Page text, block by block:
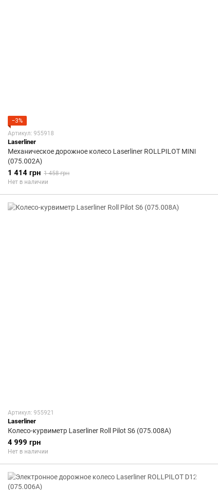
−3%
Артикул: 955918
Laserliner
Механическое дорожное колесо Laserliner ROLLPILOT MINI
(075.002А)
1 414 грн 1 458 грн
Нет в наличии
Артикул: 955921
Laserliner
Колесо-курвиметр Laserliner Roll Pilot S6 (075.008А)
4 999 грн
Нет в наличии